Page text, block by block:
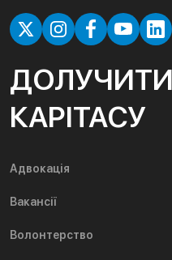
КАРІТАСУ
Адвокація
Вакансії
Волонтерство